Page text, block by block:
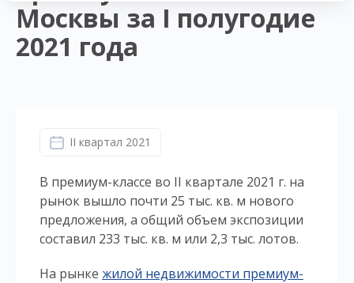
Москвы за I полугодие
2021 года
II квартал 2021
В премиум-классе во II квартале 2021 г. на
рынок вышло почти 25 тыс. кв. м нового
предложения, а общий объем экспозиции
составил 233 тыс. кв. м или 2,3 тыс. лотов.
На рынке жилой недвижимости премиум-